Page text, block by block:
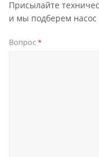
Присылайте
и мы подберем насос
Вопрос*